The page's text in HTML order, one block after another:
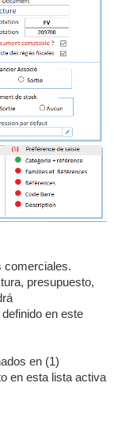
comerciales.
presupuesto,
en este
en (1)
en esta lista activa